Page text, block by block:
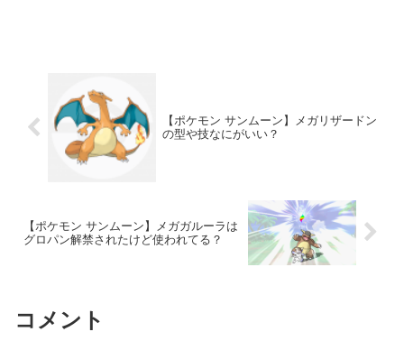
【ポケモン サンムーン】メガリザードン
の型や技なにがいい？
【ポケモン サンムーン】メガガルーラは
グロパン解禁されたけど使われてる？
コメント